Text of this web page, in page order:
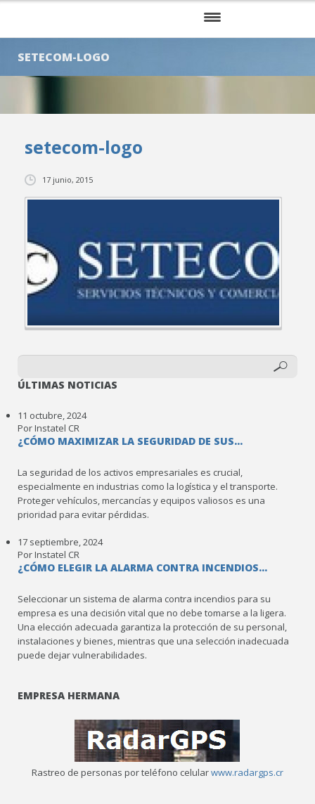
INICIO
SERVICIOS
KITS
CLIENTES
CONTÁCTENOS
SETECOM-LOGO
setecom-logo
17 junio, 2015
ÚLTIMAS NOTICIAS
11 octubre, 2024
Por Instatel CR
¿CÓMO MAXIMIZAR LA SEGURIDAD DE SUS...
La seguridad de los activos empresariales es crucial,
especialmente en industrias como la logística y el transporte.
Proteger vehículos, mercancías y equipos valiosos es una
prioridad para evitar pérdidas.
17 septiembre, 2024
Por Instatel CR
¿CÓMO ELEGIR LA ALARMA CONTRA INCENDIOS...
Seleccionar un sistema de alarma contra incendios para su
empresa es una decisión vital que no debe tomarse a la ligera.
Una elección adecuada garantiza la protección de su personal,
instalaciones y bienes, mientras que una selección inadecuada
puede dejar vulnerabilidades.
EMPRESA HERMANA
Rastreo de personas por teléfono celularwww.radargps.cr